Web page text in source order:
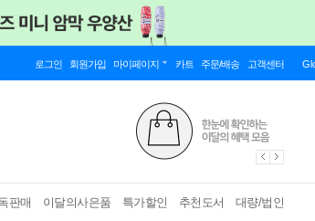
로그인 회원가입 마이페이지 카트 주문/배송 고객센터
판매 이달의사은품 특가할인 추천도서 대량/법인